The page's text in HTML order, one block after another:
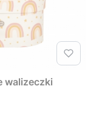
walizeczki